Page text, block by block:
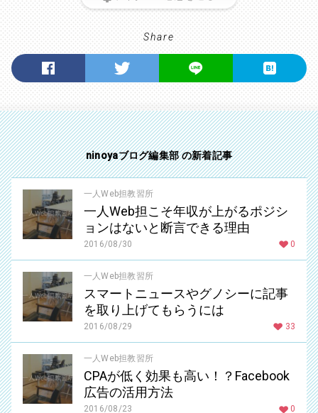
Share
ninoyaブログ編集部 の新着記事
一人Web担教習所
一人Web担こそ年収が上がるポジシ
ョンはないと断言できる理由
2016/08/30 0
一人Web担教習所
スマートニュースやグノシーに記事
を取り上げてもらうには
2016/08/29 33
一人Web担教習所
CPAが低く効果も高い！？Facebook
広告の活用方法
2016/08/23 0